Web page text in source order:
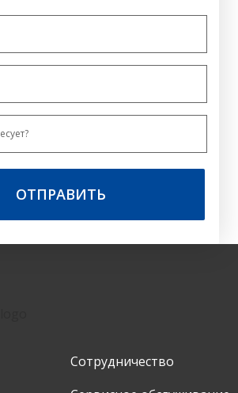
ОТПРАВИТЬ
Сотрудничество